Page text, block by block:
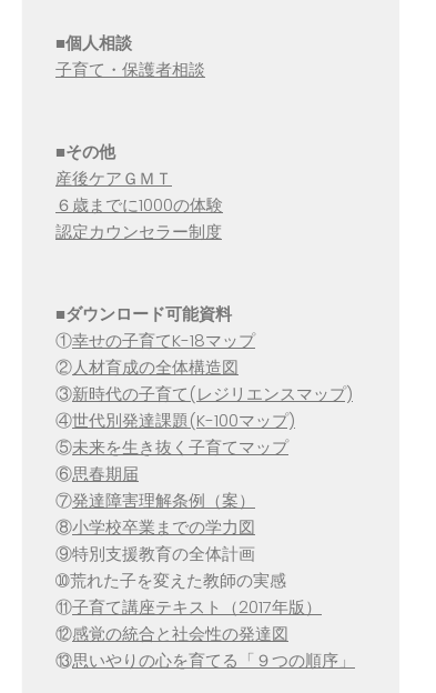
■個人相談
子育て・保護者相談
■その他
産後ケアＧＭＴ
６歳までに1000の体験
認定カウンセラー制度
■ダウンロード可能資料
①幸せの子育てK-18マップ
②人材育成の全体構造図
③新時代の子育て(レジリエンスマップ)
④世代別発達課題(K-100マップ)
⑤未来を生き抜く子育てマップ
⑥思春期届
⑦発達障害理解条例（案）
⑧小学校卒業までの学力図
⑨特別支援教育の全体計画
➉荒れた子を変えた教師の実感
⑪子育て講座テキスト（2017年版）
⑫感覚の統合と社会性の発達図
⑬思いやりの心を育てる「９つの順序」